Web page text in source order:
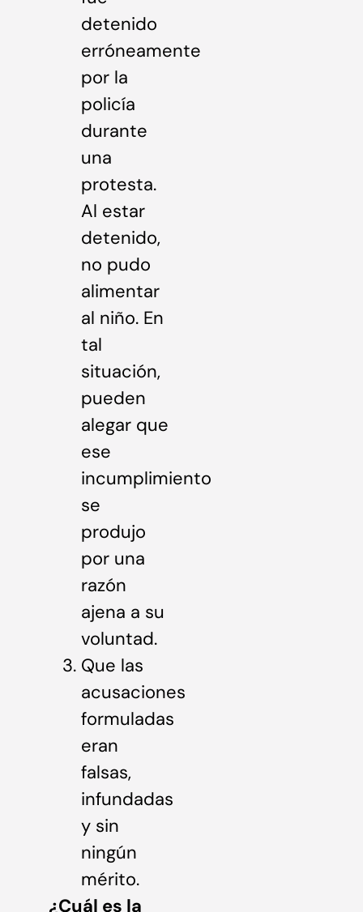
detenido
erróneamente
por la
policía
durante
una
protesta.
Al estar
detenido,
no pudo
alimentar
al niño. En
tal
situación,
pueden
alegar que
ese
incumplimiento
se
produjo
por una
razón
ajena a su
voluntad.
Que las
acusaciones
formuladas
eran
falsas,
infundadas
y sin
ningún
mérito.
¿Cuál es la